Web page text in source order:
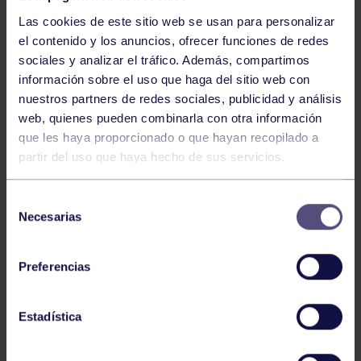
Las cookies de este sitio web se usan para personalizar
el contenido y los anuncios, ofrecer funciones de redes
sociales y analizar el tráfico. Además, compartimos
información sobre el uso que haga del sitio web con
nuestros partners de redes sociales, publicidad y análisis
web, quienes pueden combinarla con otra información
que les haya proporcionado o que hayan recopilado a
partir del uso que haya hecho de sus servicios.
Necesarias
Preferencias
Estadística
Baloncesto
ÚLTIMOS RESULTADOS DE LA SECCIÓN
Baloncesto